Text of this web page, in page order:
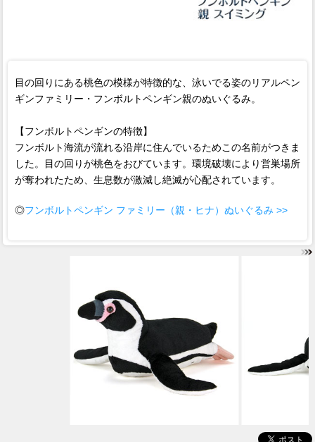
目の回りにある桃色の模様が特徴的な、泳いでる姿のリアルペン
ギンファミリー・フンボルトペンギン親のぬいぐるみ。
【フンボルトペンギンの特徴】
フンボルト海流が流れる沿岸に住んでいるためこの名前がつきま
した。目の回りが桃色をおびています。環境破壊により営巣場所
が奪われたため、生息数が激減し絶滅が心配されています。
◎フンボルトペンギン ファミリー（親・ヒナ）ぬいぐるみ >>